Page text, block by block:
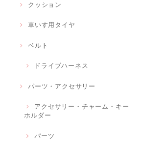
クッション
車いす用タイヤ
ベルト
ドライブハーネス
パーツ・アクセサリー
アクセサリー・チャーム・キー
ホルダー
パーツ